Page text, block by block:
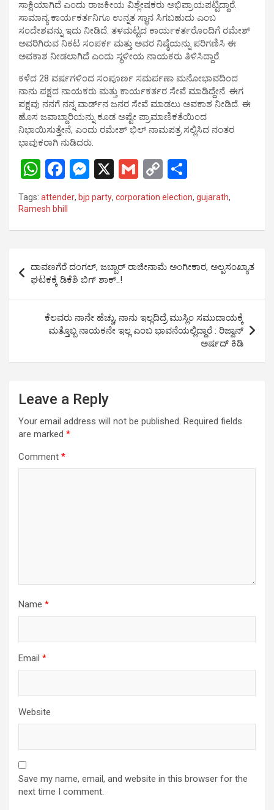
ಸಾಕ್ಷಿಯಾಗಿದೆ ಎಂದು ರಾಜಕೀಯ ವಿಶ್ಲೇಷಕರು ಅಭಿಪ್ರಾಯಪಟ್ಟಿದ್ದಾರೆ.
ಸಾಮಾನ್ಯ ಕಾರ್ಯಕರ್ತನಿಗೂ ಉನ್ನತ ಸ್ಥಾನ ಸಿಗಬಹುದು ಎಂಬ
ಸಂದೇಶವನ್ನು ಇದು ನೀಡಿದೆ. ತಳಮಟ್ಟದ ಕಾರ್ಯಕರ್ತರೊಂದಿಗೆ ರಮೇಶ್
ಅವರಿಗಿರುವ ನಿಕಟ ಸಂಪರ್ಕ ಮತ್ತು ಅವರ ನಿಷ್ಠೆಯನ್ನು ಪರಿಗಣಿಸಿ ಈ
ಅವಕಾಶ ನೀಡಲಾಗಿದೆ ಎಂದು ಸ್ಥಳೀಯ ನಾಯಕರು ತಿಳಿಸಿದ್ದಾರೆ.
ಕಳೆದ 28 ವರ್ಷಗಳಿಂದ ಸಂಪೂರ್ಣ ಸಮರ್ಪಣಾ ಮನೋಭಾವದಿಂದ
ನಾನು ಪಕ್ಷದ ನಾಯಕರು ಮತ್ತು ಕಾರ್ಯಕರ್ತರ ಸೇವೆ ಮಾಡಿದ್ದೇನೆ. ಈಗ
ಪಕ್ಷವು ನನಗೆ ನನ್ನ ವಾರ್ಡ್‌ನ ಜನರ ಸೇವೆ ಮಾಡಲು ಅವಕಾಶ ನೀಡಿದೆ. ಈ
ಹೊಸ ಜವಾಬ್ದಾರಿಯನ್ನು ಕೂಡ ಅಷ್ಟೇ ಪ್ರಾಮಾಣಿಕತೆಯಿಂದ
ನಿಭಾಯಿಸುತ್ತೇನೆ, ಎಂದು ರಮೇಶ್ ಭಿಲ್ ನಾಮಪತ್ರ ಸಲ್ಲಿಸಿದ ನಂತರ
ಭಾವುಕರಾಗಿ ನುಡಿದರು.
W
h
at
s
p
p
F
a
ce
b
o
k
M
es
se
n
er
X
G
m
C
o
Li
k
ar
e
Tags: attender, bjp party, corporation election, gujarath,
Ramesh bhill
navigation
ದಾವಣಗೆರೆ ದಂಗಲ್, ಜಬ್ಬಾರ್ ರಾಜೀನಾಮೆ ಅಂಗೀಕಾರ, ಅಲ್ಪಸಂಖ್ಯಾತ
ಘಟಕಕ್ಕೆ ಡಿಕೆಶಿ ಬಿಗ್ ಶಾಕ್..!
ಕೆಲವರು ನಾನೇ ಹೆಚ್ಚು, ನಾನು ಇಲ್ಲದಿದ್ರೆ ಮುಸ್ಲಿಂ ಸಮುದಾಯಕ್ಕೆ
ಮತ್ತೊಬ್ಬ ನಾಯಕನೇ ಇಲ್ಲ ಎಂಬ ಭಾವನೆಯಲ್ಲಿದ್ದಾರೆ : ರಿಜ್ವಾನ್
ಅರ್ಷದ್ ಕಿಡಿ
Leave a Reply
Your email address will not be published. Required fields
are marked *
Comment *
Name *
Email *
Website
Save my name, email, and website in this browser for the
next time I comment.